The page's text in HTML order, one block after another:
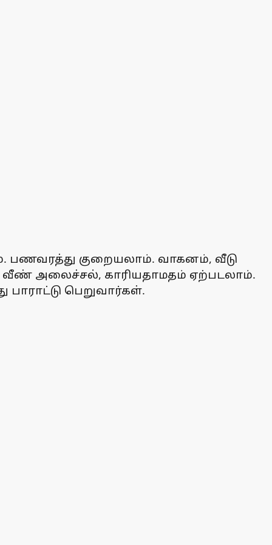
பணவரத்து குறையலாம். வாகனம், வீடு
வீண் அலைச்சல், காரியதாமதம் ஏற்படலாம்.
பெறுவார்கள்.